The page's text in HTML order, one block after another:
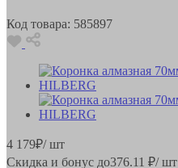
Код товара: 585897
4 179₽/ шт
Скидка и бонус до376.11 ₽/ шт